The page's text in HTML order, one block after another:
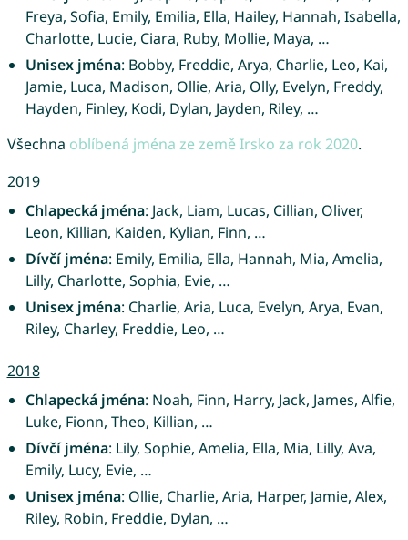
Freya, Sofia, Emily, Emilia, Ella, Hailey, Hannah, Isabella,
Charlotte, Lucie, Ciara, Ruby, Mollie, Maya, …
Unisex jména: Bobby, Freddie, Arya, Charlie, Leo, Kai,
Jamie, Luca, Madison, Ollie, Aria, Olly, Evelyn, Freddy,
Hayden, Finley, Kodi, Dylan, Jayden, Riley, …
Všechna oblíbená jména ze země Irsko za rok 2020.
2019
Chlapecká jména: Jack, Liam, Lucas, Cillian, Oliver,
Leon, Killian, Kaiden, Kylian, Finn, …
Dívčí jména: Emily, Emilia, Ella, Hannah, Mia, Amelia,
Lilly, Charlotte, Sophia, Evie, …
Unisex jména: Charlie, Aria, Luca, Evelyn, Arya, Evan,
Riley, Charley, Freddie, Leo, …
2018
Chlapecká jména: Noah, Finn, Harry, Jack, James, Alfie,
Luke, Fionn, Theo, Killian, …
Dívčí jména: Lily, Sophie, Amelia, Ella, Mia, Lilly, Ava,
Emily, Lucy, Evie, …
Unisex jména: Ollie, Charlie, Aria, Harper, Jamie, Alex,
Riley, Robin, Freddie, Dylan, …